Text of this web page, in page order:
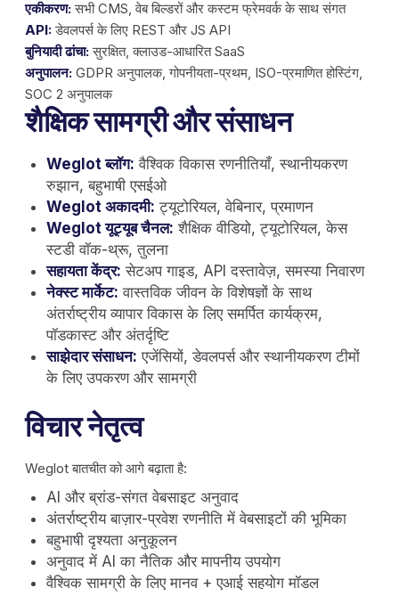
एकीकरण:सभी CMS, वेब बिल्डरों और कस्टम फ्रेमवर्क के साथ संगत
API:डेवलपर्स के लिए REST और JS API
बुनियादी ढांचा:सुरक्षित, क्लाउड-आधारित SaaS
अनुपालन: GDPR अनुपालक, गोपनीयता-प्रथम, ISO-प्रमाणित होस्टिंग,
SOC 2 अनुपालक
शैक्षिक सामग्री और संसाधन
Weglot ब्लॉग: वैश्विक विकास रणनीतियाँ, स्थानीयकरण
रुझान, बहुभाषी एसईओ
Weglot अकादमी: ट्यूटोरियल, वेबिनार, प्रमाणन
Weglot यूट्यूब चैनल: शैक्षिक वीडियो, ट्यूटोरियल, केस
स्टडी वॉक-थ्रू, तुलना
सहायता केंद्र: सेटअप गाइड, API दस्तावेज़, समस्या निवारण
नेक्स्ट मार्केट: वास्तविक जीवन के विशेषज्ञों के साथ
अंतर्राष्ट्रीय व्यापार विकास के लिए समर्पित कार्यक्रम,
पॉडकास्ट और अंतर्दृष्टि
साझेदार संसाधन: एजेंसियों, डेवलपर्स और स्थानीयकरण टीमों
के लिए उपकरण और सामग्री
विचार नेतृत्व
Weglot बातचीत को आगे बढ़ाता है:
AI और ब्रांड-संगत वेबसाइट अनुवाद
अंतर्राष्ट्रीय बाज़ार-प्रवेश रणनीति में वेबसाइटों की भूमिका
बहुभाषी दृश्यता अनुकूलन
अनुवाद में AI का नैतिक और मापनीय उपयोग
वैश्विक सामग्री के लिए मानव + एआई सहयोग मॉडल